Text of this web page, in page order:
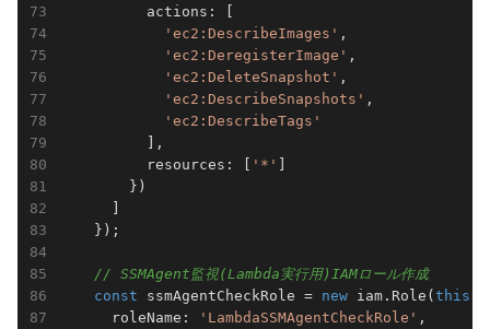
          actions: [
'ec2:DescribeImages'
'ec2:DeregisterImage'
'ec2:DeleteSnapshot'
'ec2:DescribeSnapshots'
'ec2:DescribeTags'
          ],
          resources: [
'*'
        })
    });
// SSMAgent監視(Lambda実行用)IAMロール作成
const ssmAgentCheckRole = new iam.Role(this
      roleName:
'LambdaSSMAgentCheckRole'